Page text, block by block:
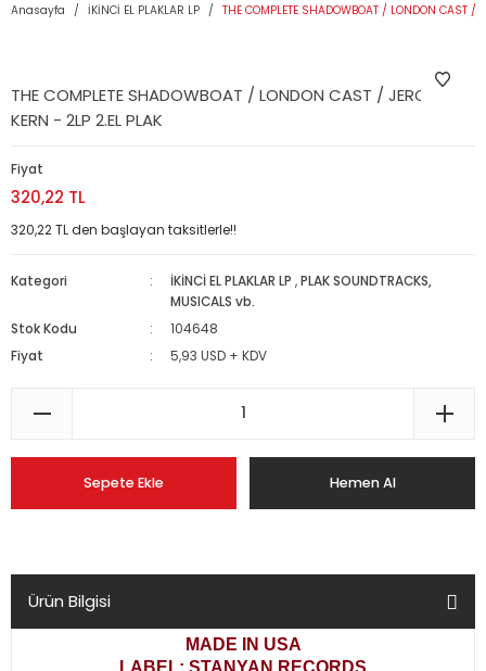
Anasayfa İKİNCİ EL PLAKLAR LP THE COMPLETE SHADOWBOAT / LONDON CAST /
THE COMPLETE SHADOWBOAT / LONDON CAST / JEROME
KERN - 2LP 2.EL PLAK
Fiyat
320,22 TL
320,22 TL den başlayan taksitlerle!!
Kategori İKİNCİ EL PLAKLAR LP ,PLAK SOUNDTRACKS,
MUSICALS vb.
Stok Kodu
104648
Fiyat
5,93 USD + KDV
Sepete Ekle Hemen Al
Ürün Bilgisi
MADE IN USA
LABEL: STANYAN RECORDS